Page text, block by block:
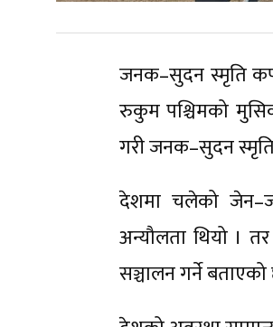
जनक–सुदन स्मृति
रुकुम पश्चिमको
गरी जनक–सुदन
देशमा चलेको
अन्यौलता थियो ।
सञ्चालन गर्ने